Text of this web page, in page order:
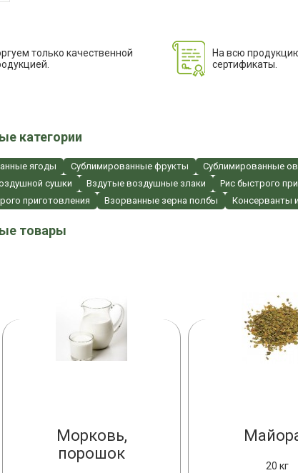
СУБЛИМИРОВАННАЯ
только качественной
На всю
сертификаты.
категории
ягоды Сублимированные фрукты Сублимированные
сушки
Вздутые воздушные злаки Рис быстрого
приготовления
Взорванные зерна полбы Консерванты
товары
Морковь,
порошок
20 кг